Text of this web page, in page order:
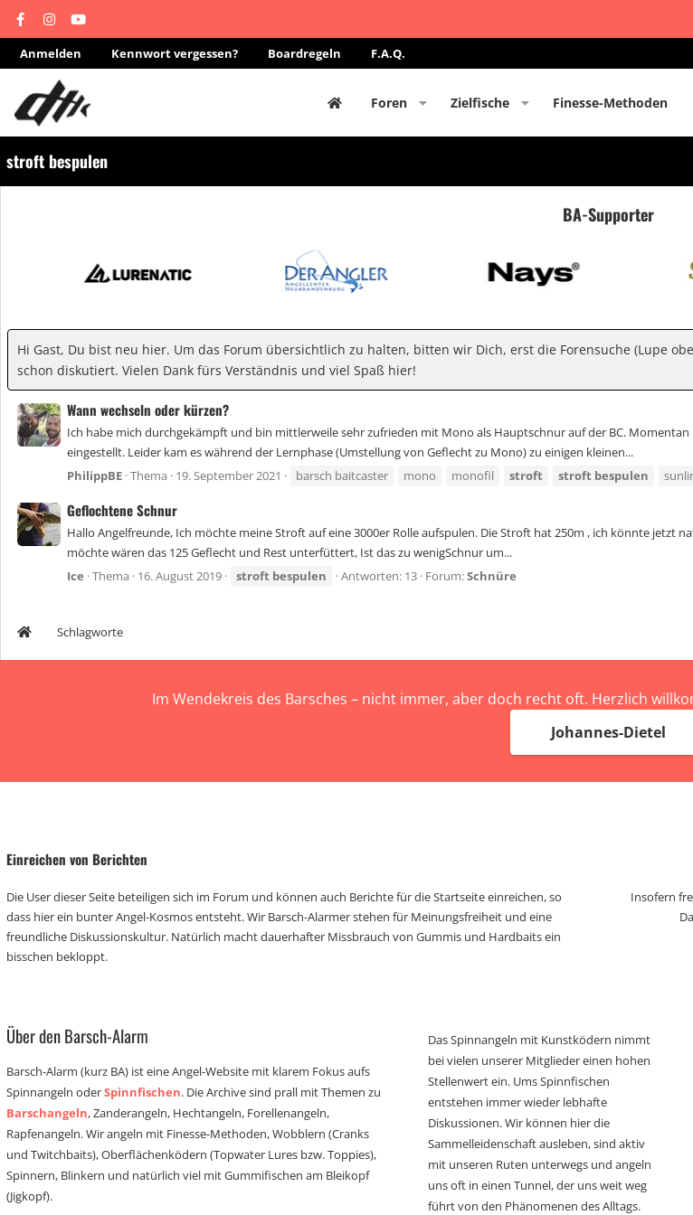
Anmelden Kennwort vergessen? Boardregeln F.A.Q.
Foren Zielfische Finesse-Methoden
stroft bespulen
BA-Supporter
Hi Gast, Du bist neu hier. Um das Forum übersichtlich zu halten, bitten wir Dich, erst die Forensuche (Lupe
schon diskutiert. Vielen Dank fürs Verständnis und viel Spaß hier!
Wann wechseln oder kürzen?
Ich habe mich durchgekämpft und bin mittlerweile sehr zufrieden mit Mono als Hauptschnur auf der BC.
eingestellt. Leider kam es während der Lernphase (Umstellung von Geflecht zu Mono) zu einigen kleinen...
PhilippBE Thema 19. September 2021 barsch baitcaster mono monofil stroft stroft bespulen
Geflochtene Schnur
Hallo Angelfreunde, Ich möchte meine Stroft auf eine 3000er Rolle aufspulen. Die Stroft hat 250m , ich könnte
möchte wären das 125 Geflecht und Rest unterfüttert, Ist das zu wenigSchnur um...
Ice Thema 16. August 2019 stroft bespulen Antworten: 13 Forum:Schnüre
Schlagworte
Im Wendekreis des Barsches – nicht immer, aber doch recht oft. Herzlich
Johannes-Dietel
Einreichen von Berichten
Die User dieser Seite beteiligen sich im Forum und können auch Berichte für die Startseite einreichen, so
dass hier ein bunter Angel-Kosmos entsteht. Wir Barsch-Alarmer stehen für Meinungsfreiheit und eine
freundliche Diskussionskultur. Natürlich macht dauerhafter Missbrauch von Gummis und Hardbaits ein
bisschen bekloppt.
Insofern
Über den Barsch-Alarm
Barsch-Alarm (kurz BA) ist eine Angel-Website mit klarem Fokus aufs
Spinnangeln oderSpinnfischen. Die Archive sind prall mit Themen zu
Barschangeln, Zanderangeln, Hechtangeln, Forellenangeln,
Rapfenangeln. Wir angeln mit Finesse-Methoden, Wobblern (Cranks
und Twitchbaits), Oberflächenködern (Topwater Lures bzw. Toppies),
Spinnern, Blinkern und natürlich viel mit Gummifischen am Bleikopf
(Jigkopf).
Das Spinnangeln mit Kunstködern nimmt
bei vielen unserer Mitglieder einen hohen
Stellenwert ein. Ums Spinnfischen
entstehen immer wieder lebhafte
Diskussionen. Wir können hier die
Sammelleidenschaft ausleben, sind aktiv
mit unseren Ruten unterwegs und angeln
uns oft in einen Tunnel, der uns weit weg
führt von den Phänomenen des Alltags.